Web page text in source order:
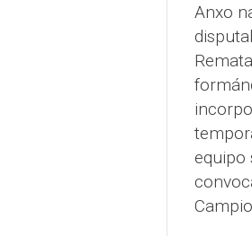
Anxo
equipo